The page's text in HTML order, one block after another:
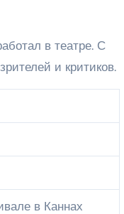
в театре. С
и критиков.
в Каннах